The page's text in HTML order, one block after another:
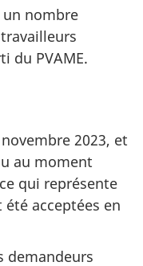
nombre
du PVAME.
2023, et
au moment
qui représente
acceptées en
demandeurs